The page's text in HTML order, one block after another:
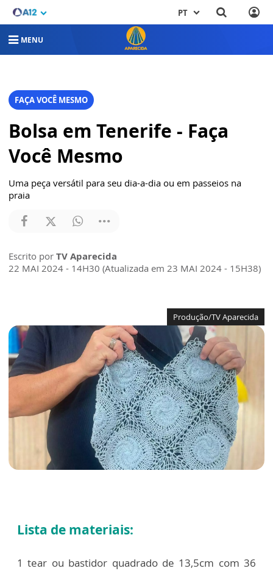
PT
MENU
FAÇA VOCÊ MESMO
Bolsa em Tenerife - Faça
Você Mesmo
Uma peça versátil para seu dia-a-dia ou em passeios na
praia
Escrito por TV Aparecida
22 MAI 2024 - 14H30 (Atualizada em 23 MAI 2024 - 15H38)
Produção/TV Aparecida
Lista de materiais:
1 tear ou bastidor quadrado de 13,5cm com 36